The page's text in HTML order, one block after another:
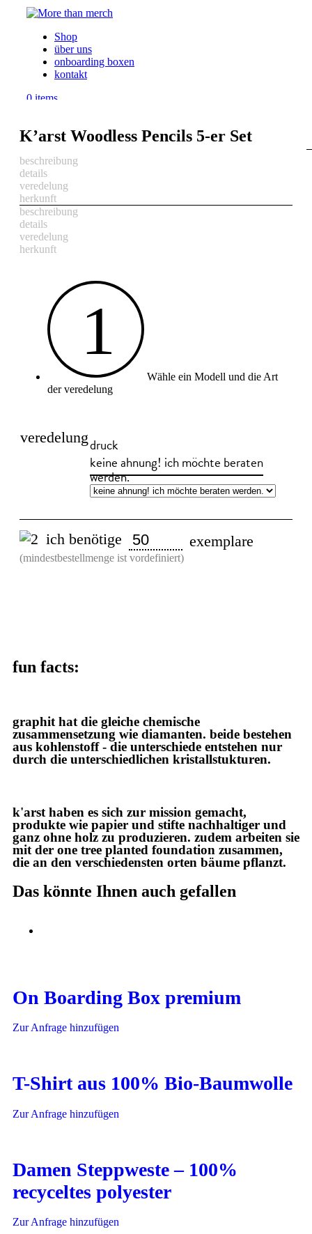
Shop
über uns
onboarding boxen
kontakt
0 items
Menu
K’arst Woodless Pencils 5-er Set
beschreibung
details
veredelung
herkunft
beschreibung
details
veredelung
herkunft
1
Wähle ein Modell und die Art
der veredelung
veredelungdruck
keine ahnung! ich möchte beraten
werden.
ich benötige exemplare
(mindestbestellmenge ist vordefiniert)
fun facts:
graphit hat die gleiche chemische
zusammensetzung wie diamanten. beide bestehen
aus kohlenstoff - die unterschiede entstehen nur
durch die unterschiedlichen kristallstukturen.
k'arst haben es sich zur mission gemacht,
produkte wie papier und stifte nachhaltiger und
ganz ohne holz zu produzieren. zudem arbeiten sie
mit der one tree planted foundation zusammen,
die an den verschiedensten orten bäume pflanzt.
Das könnte Ihnen auch gefallen
On Boarding Box premium
Zur Anfrage hinzufügen
T-Shirt aus 100% Bio-Baumwolle
Zur Anfrage hinzufügen
Damen Steppweste – 100%
recyceltes polyester
Zur Anfrage hinzufügen